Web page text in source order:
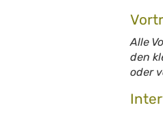
Alle
den
oder